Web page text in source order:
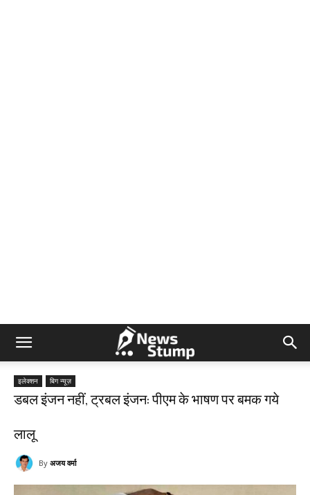
इलेक्शन बिग न्यूज़
डबल इंजन नहीं, ट्रबल इंजन: पीएम के भाषण पर बमक गये
लालू
By अजय वर्मा